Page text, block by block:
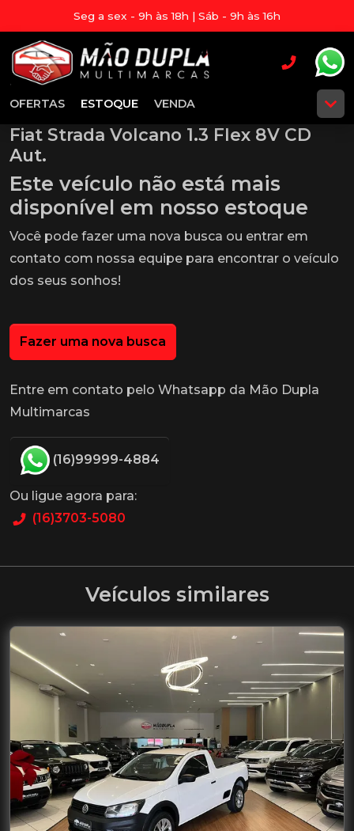
Seg a sex - 9h às 18h | Sáb - 9h às 16h
OFERTAS ESTOQUE VENDA
Fiat Strada Volcano 1.3 Flex 8V CD
Aut.
Este veículo não está mais
disponível em nosso estoque
Você pode fazer uma nova busca ou entrar em
contato com nossa equipe para encontrar o veículo
dos seus sonhos!
Fazer uma nova busca
Entre em contato pelo Whatsapp da Mão Dupla
Multimarcas
(16)99999-4884
Ou ligue agora para:
(16)3703-5080
Veículos similares